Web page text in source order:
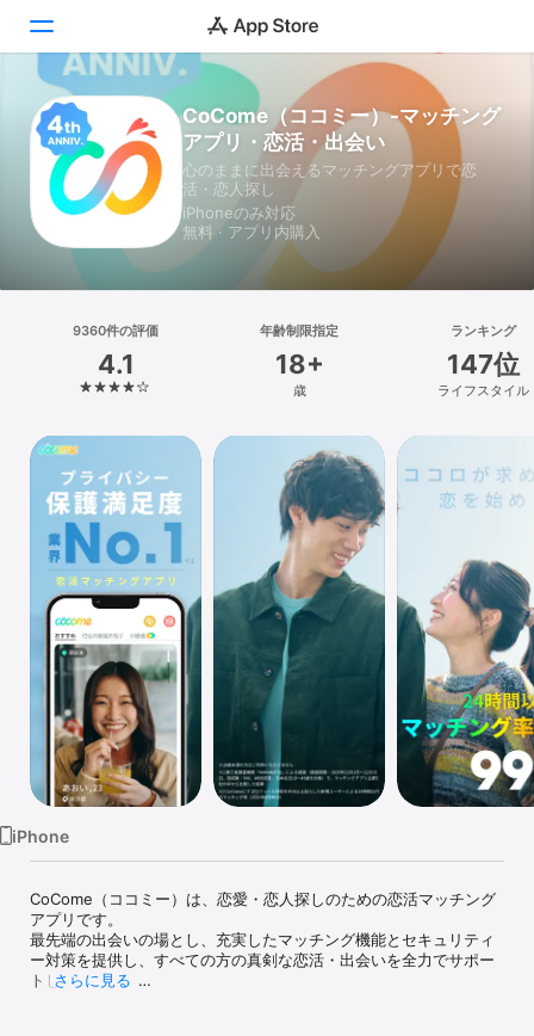
Today
ゲーム
アプリ
Arcade
検索
プラットフォーム
iPhone
iPad
Mac
Vision
Watch
TV
CoCome（ココミー）-マッチング
アプリ・恋活・出会い
心のままに出会えるマッチングアプリで恋
活・恋人探し
iPhoneのみ対応
無料 · アプリ内購入
9360件の評価
4.1
年齢制限指定
18+
歳
ランキング
147位
ライフスタイル
iPhone
CoCome（ココミー）は、恋愛・恋人探しのための恋活マッチング
アプリです。
最先端の出会いの場とし、充実したマッチング機能とセキュリティ
ー対策を提供し、すべての方の真剣な恋活・出会いを全力でサポー
トしています。
さらに見る